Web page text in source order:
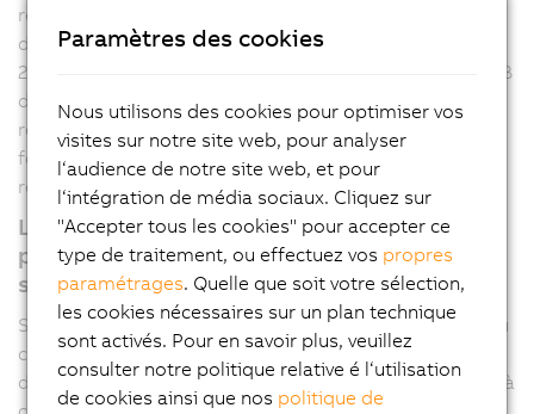
remplacera à terme une consommation de 1 800 MWh
de gaz par an, soit la consommation annuelle de 150 à
200 foyers. La pompe à chaleur de l'usine de cartes PCB
de B&R a une capacité de 980 kW. Sa capacité de
refroidissement est de 850 kW : elle s'avère donc aussi
fort utile pour les zones de production qui doivent être
refroidies à une température spécifique en été.
Les rejets thermiques, l'air et les cellules
photovoltaïques comme principales
sources d'énergie
Selon le ministère fédéral en charge de la protection du
climat, de l'environnement, de l'énergie, de la mobilité,
de l'innovation et des technologies (BMK), 131 pompes à
Paramètres des cookies
Nous utilisons des cookies pour optimiser vos
visites sur notre site web, pour analyser
l‘audience de notre site web, et pour
l‘intégration de média sociaux. Cliquez sur
"Accepter tous les cookies" pour accepter ce
type de traitement, ou effectuez vos propres
paramétrages. Quelle que soit votre sélection,
les cookies nécessaires sur un plan technique
sont activés. Pour en savoir plus, veuillez
consulter notre politique relative é l‘utilisation
de cookies ainsi que nos politique de